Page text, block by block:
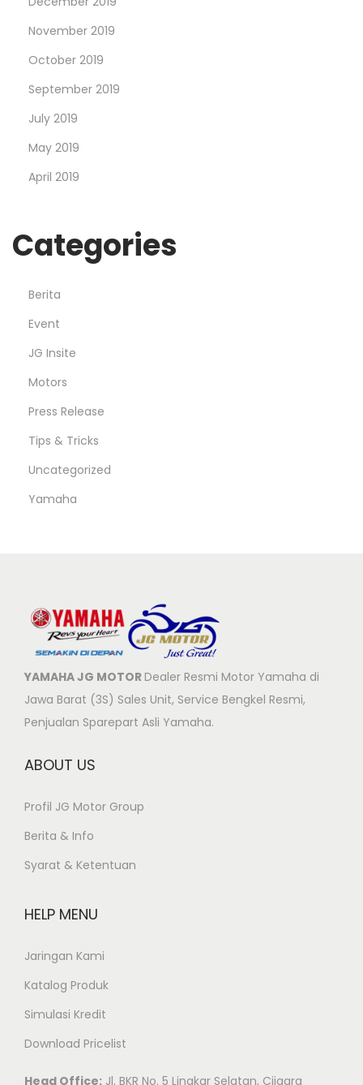
November 2019
October 2019
September 2019
July 2019
May 2019
April 2019
Categories
Berita
Event
JG Insite
Motors
Press Release
Tips & Tricks
Uncategorized
Yamaha
YAMAHA JG MOTOR Dealer Resmi Motor Yamaha di
Jawa Barat (3S) Sales Unit, Service Bengkel Resmi,
Penjualan Sparepart Asli Yamaha.
ABOUT US
Profil JG Motor Group
Berita & Info
Syarat & Ketentuan
HELP MENU
Jaringan Kami
Katalog Produk
Simulasi Kredit
Download Pricelist
Head Office: Jl. BKR No. 5 Lingkar Selatan, Cijagra